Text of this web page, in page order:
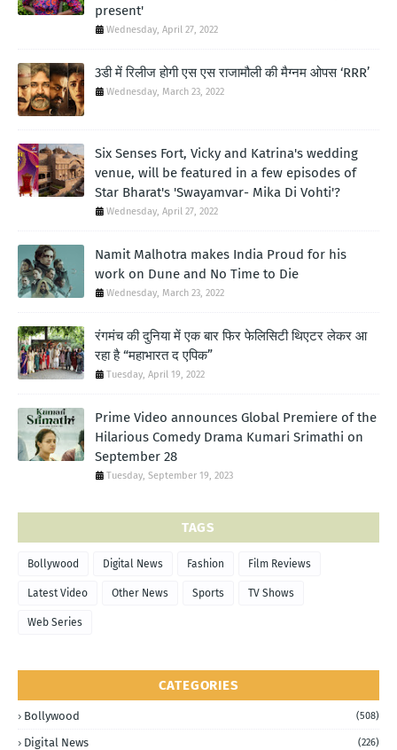
present'
Wednesday, April 27, 2022
3डी में रिलीज होगी एस एस राजामौली की मैग्नम ओपस ‘RRR’
Wednesday, March 23, 2022
Six Senses Fort, Vicky and Katrina's wedding
venue, will be featured in a few episodes of
Star Bharat's 'Swayamvar- Mika Di Vohti'?
Wednesday, April 27, 2022
Namit Malhotra makes India Proud for his
work on Dune and No Time to Die
Wednesday, March 23, 2022
रंगमंच की दुनिया में एक बार फिर फेलिसिटी थिएटर लेकर आ
रहा है “महाभारत द एपिक”
Tuesday, April 19, 2022
Prime Video announces Global Premiere of the
Hilarious Comedy Drama Kumari Srimathi on
September 28
Tuesday, September 19, 2023
TAGS
Bollywood Digital News Fashion Film Reviews
Latest Video Other News Sports TV Shows
Web Series
CATEGORIES
Bollywood (508)
Digital News (226)